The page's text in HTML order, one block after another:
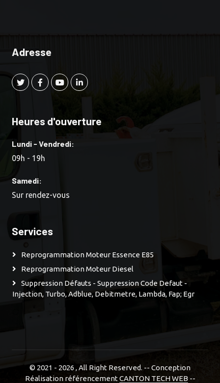
Adresse
Heures d'ouverture
Lundi - Vendredi:
09h - 19h
Samedi:
Sur rendez-vous
Services
Reprogrammation Moteur Essence E85
Reprogrammation Moteur Diesel
Suppression Défauts - Suppression Code Defaut -
Injection, Turbo, Adblue, Debitmetre, Lambda, Fap; Egr
© 2021 - 2026 , All Right Reserved. -- Conception
Réalisation référencementCANTON TECH WEB--